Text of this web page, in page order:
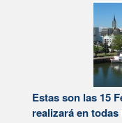
Estas son las 15
realizará en